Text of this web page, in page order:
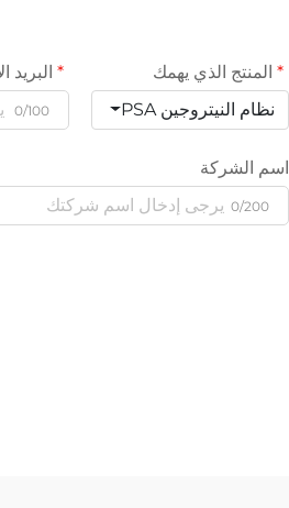
المنتج الذي يهمك
نظام النيتروجين PSA
البريد
0/100
اسم الشركة
0/200